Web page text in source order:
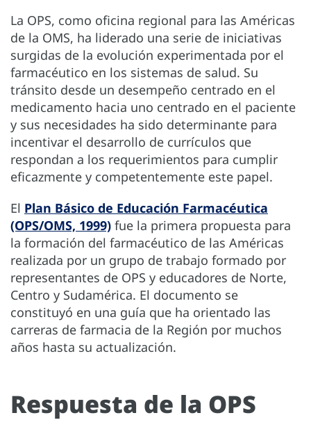
La OPS, como oficina regional para las Américas
de la OMS, ha liderado una serie de iniciativas
surgidas de la evolución experimentada por el
farmacéutico en los sistemas de salud. Su
tránsito desde un desempeño centrado en el
medicamento hacia uno centrado en el paciente
y sus necesidades ha sido determinante para
incentivar el desarrollo de currículos que
respondan a los requerimientos para cumplir
eficazmente y competentemente este papel.
El Plan Básico de Educación Farmacéutica
(OPS/OMS, 1999) fue la primera propuesta para
la formación del farmacéutico de las Américas
realizada por un grupo de trabajo formado por
representantes de OPS y educadores de Norte,
Centro y Sudamérica. El documento se
constituyó en una guía que ha orientado las
carreras de farmacia de la Región por muchos
años hasta su actualización.
Respuesta de la OPS